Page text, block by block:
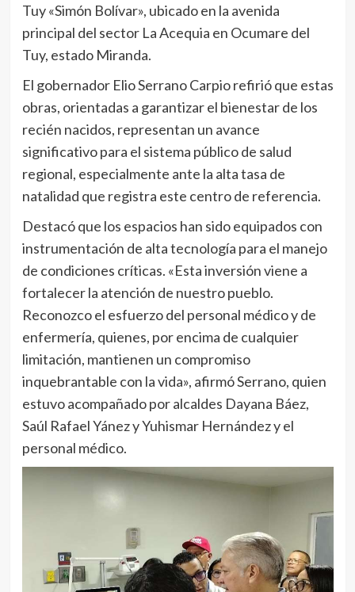
Tuy «Simón Bolívar», ubicado en la avenida
principal del sector La Acequia en Ocumare del
Tuy, estado Miranda.
El gobernador Elio Serrano Carpio refirió que estas
obras, orientadas a garantizar el bienestar de los
recién nacidos, representan un avance
significativo para el sistema público de salud
regional, especialmente ante la alta tasa de
natalidad que registra este centro de referencia.
Destacó que los espacios han sido equipados con
instrumentación de alta tecnología para el manejo
de condiciones críticas. «Esta inversión viene a
fortalecer la atención de nuestro pueblo.
Reconozco el esfuerzo del personal médico y de
enfermería, quienes, por encima de cualquier
limitación, mantienen un compromiso
inquebrantable con la vida», afirmó Serrano, quien
estuvo acompañado por alcaldes Dayana Báez,
Saúl Rafael Yánez y Yuhismar Hernández y el
personal médico.